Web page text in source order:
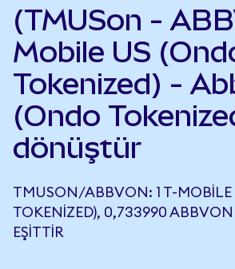
(TMUSon -
Mobile US
Tokenized) -
(Ondo
dönüştür
TMUSON/ABBVON: 1 T-MOBILE
TOKENIZED), 0,733990 ABBVON
EŞITTIR